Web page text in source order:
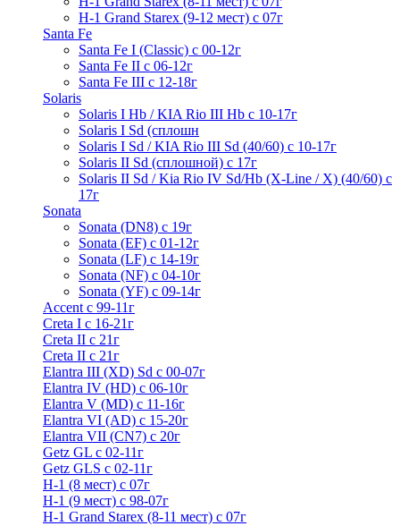
H-1 Grand Starex (9-12 мест) с 07г
Santa Fe
Santa Fe I (Classic) с 00-12г
Santa Fe II с 06-12г
Santa Fe III c 12-18г
Solaris
Solaris I Hb / KIA Rio III Hb с 10-17г
Solaris I Sd (сплошн
Solaris I Sd / KIA Rio III Sd (40/60) с 10-17г
Solaris II Sd (сплошной) с 17г
Solaris II Sd / Kia Rio IV Sd/Hb (X-Line / X) (40/60) с
17г
Sonata
Sonata (DN8) с 19г
Sonata (EF) с 01-12г
Sonata (LF) с 14-19г
Sonata (NF) с 04-10г
Sonata (YF) с 09-14г
Accent с 99-11г
Creta I с 16-21г
Creta II с 21г
Creta II с 21г
Elantra III (XD) Sd c 00-07г
Elantra IV (HD) с 06-10г
Elantra V (MD) c 11-16г
Elantra VI (AD) с 15-20г
Elantra VII (CN7) с 20г
Getz GL с 02-11г
Getz GLS с 02-11г
H-1 (8 мест) c 07г
H-1 (9 мест) c 98-07г
H-1 Grand Starex (8-11 мест) с 07г